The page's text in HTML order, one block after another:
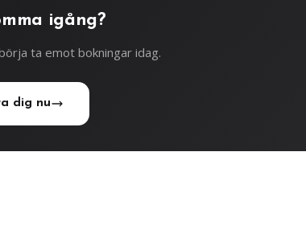
igång?
ta emot bokningar idag.
dig nu